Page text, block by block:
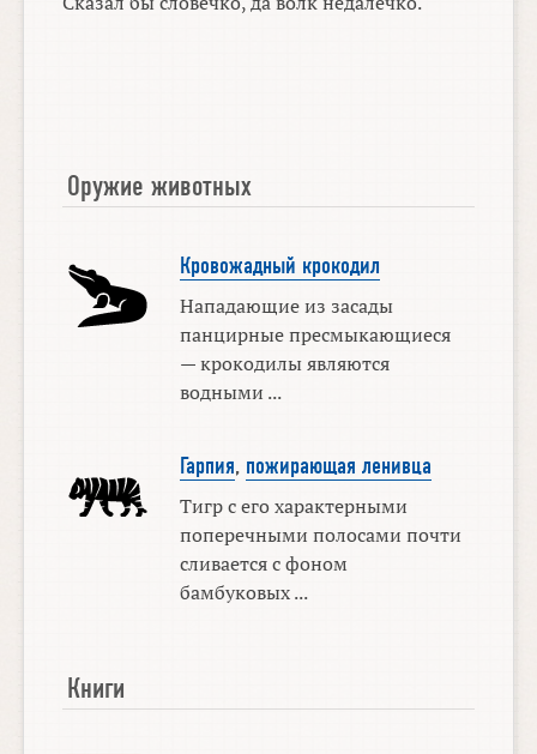
Оружие животных
Кровожадный крокодил
Нападающие из засады
панцирные пресмыкающиеся
— крокодилы являются
водными ...
Гарпия, пожирающая ленивца
Тигр с его характерными
поперечными полосами почти
сливается с фоном
бамбуковых ...
Книги